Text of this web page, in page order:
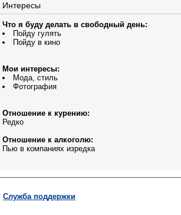
Интересы
Что я буду делать в свободный день:
Пойду гулять
Пойду в кино
Мои интересы:
Мода, стиль
Фотография
Отношение к курению:
Редко
Отношение к алкоголю:
Пью в компаниях изредка
Служба поддержки